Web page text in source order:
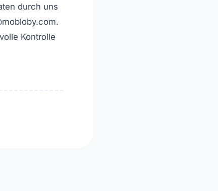
durch uns
.
Kontrolle